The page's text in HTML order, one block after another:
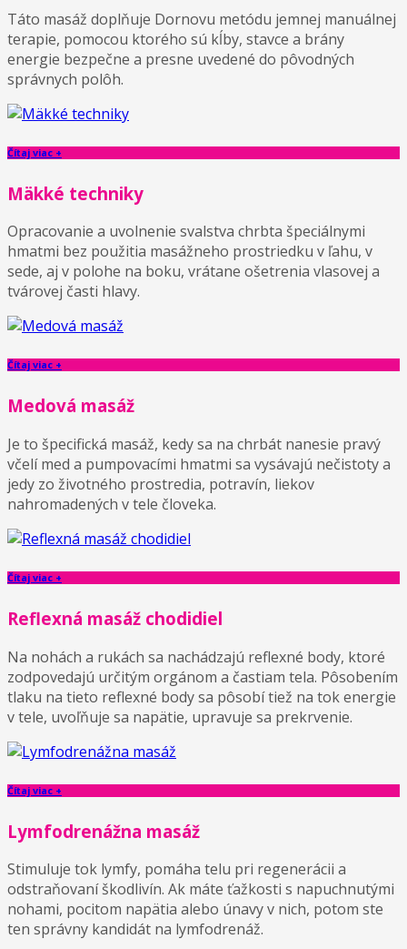
Táto masáž doplňuje Dornovu metódu jemnej manuálnej
terapie, pomocou ktorého sú kĺby, stavce a brány
energie bezpečne a presne uvedené do pôvodných
správnych polôh.
Čítaj viac +
Mäkké techniky
Opracovanie a uvolnenie svalstva chrbta špeciálnymi
hmatmi bez použitia masážneho prostriedku v ľahu, v
sede, aj v polohe na boku, vrátane ošetrenia vlasovej a
tvárovej časti hlavy.
Čítaj viac +
Medová masáž
Je to špecifická masáž, kedy sa na chrbát nanesie pravý
včelí med a pumpovacími hmatmi sa vysávajú nečistoty a
jedy zo životného prostredia, potravín, liekov
nahromadených v tele človeka.
Čítaj viac +
Reflexná masáž chodidiel
Na nohách a rukách sa nachádzajú reflexné body, ktoré
zodpovedajú určitým orgánom a častiam tela. Pôsobením
tlaku na tieto reflexné body sa pôsobí tiež na tok energie
v tele, uvoľňuje sa napätie, upravuje sa prekrvenie.
Čítaj viac +
Lymfodrenážna masáž
Stimuluje tok lymfy, pomáha telu pri regenerácii a
odstraňovaní škodlivín. Ak máte ťažkosti s napuchnutými
nohami, pocitom napätia alebo únavy v nich, potom ste
ten správny kandidát na lymfodrenáž.